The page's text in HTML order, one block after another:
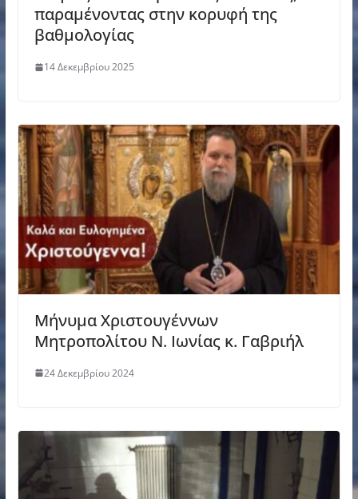
παραμένοντας στην κορυφή της
βαθμολογίας
14 Δεκεμβρίου 2025
Μήνυμα Χριστουγέννων
Μητροπολίτου Ν. Ιωνίας κ. Γαβριήλ
24 Δεκεμβρίου 2024